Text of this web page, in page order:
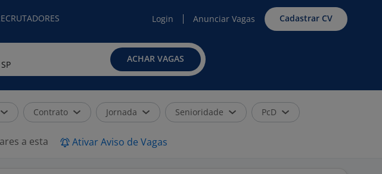
Login Anunciar Vagas Cadastrar CV
ACHAR VAGAS
Contrato Jornada Senioridade PcD
a esta Ativar Aviso de Vagas